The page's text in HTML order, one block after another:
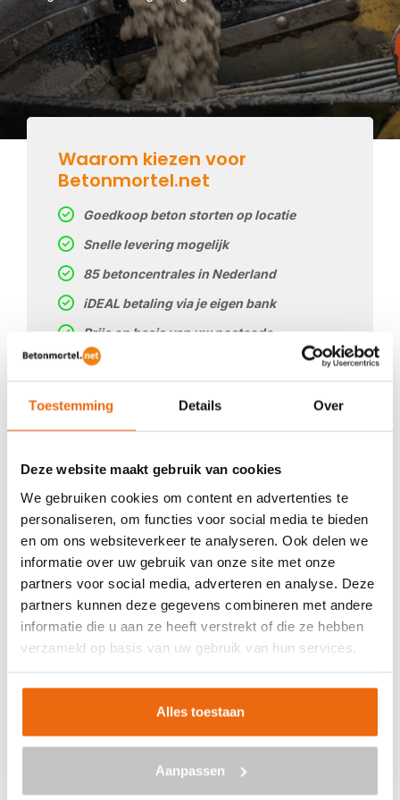
Toestemming Details Over
Deze website maakt gebruik van cookies
We gebruiken cookies om content en advertenties te
personaliseren, om functies voor social media te bieden
en om ons websiteverkeer te analyseren. Ook delen we
informatie over uw gebruik van onze site met onze
partners voor social media, adverteren en analyse. Deze
partners kunnen deze gegevens combineren met andere
informatie die u aan ze heeft verstrekt of die ze hebben
verzameld op basis van uw gebruik van hun services.
Alles toestaan
Aanpassen
BETON BESTELLEN IN
EINIGHAUSEN
Ben je op zoek naar een leverancier bij jou in de buurt die
goedkoop beton kan storten in Einighausen? Dan ben je
bij ons aan het juiste adres. Wij bezorgen kant-en-klaar
in Einighausen bestellen is eenvoudig: vraag vrijblijvend
m3, het type beton, de optionele keuze voor
een betonpomp en je e-mailadres in en ontvang binnen
enkele seconden een gerichte prijs per e-mail voor
Waarom kiezen voor
Betonmortel.net
Goedkoop beton storten op locatie
Snelle levering mogelijk
85 betoncentrales in Nederland
iDEAL betaling via je eigen bank
Prijs op basis van uw postcode
Regelmatig nieuwe prijzen